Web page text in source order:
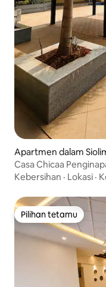
Apartmen dalam
Casa Chicaa
Monsun, Kolam
Kebersihan · Lokasi ·
Pilihan tetamu
Pilihan tetamu